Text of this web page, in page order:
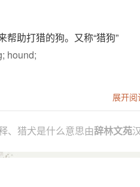
助打猎的狗。又称“猎狗”
hound;
”。
》：“狡兔得而猎犬烹，高鸟尽
上田园即事》诗：“牧童望村去
第十五回：“兀朮 依允，点起
展开
、猎犬是什么意思由辞林文苑